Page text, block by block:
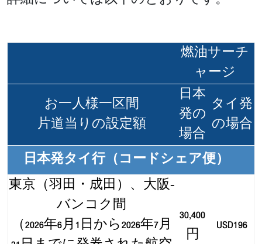
燃油サーチ
ャージ
お一人様一区間
片道当りの設定額
日本
発の
場合
タイ発
の場合
日本発タイ行（コードシェア便）
東京（羽田・成田）、大阪‐
バンコク間
（2026年6月1日から2026年7月
30,400
円
USD196